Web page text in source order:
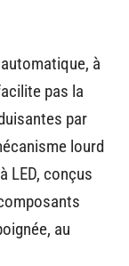
à
pas la
par
lourd
LED, conçus
au